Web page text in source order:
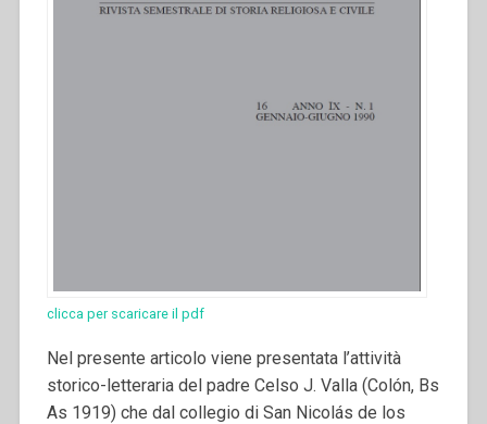
clicca per scaricare il pdf
Nel presente articolo viene presentata l’attività
storico-letteraria del padre Celso J. Valla (Colón, Bs
As 1919) che dal collegio di San Nicolás de los